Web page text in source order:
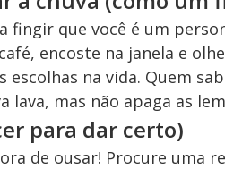
fingir que você é um
encoste na janela e
escolhas na vida. Quem
mas não apaga as
para dar certo)
de ousar! Procure uma